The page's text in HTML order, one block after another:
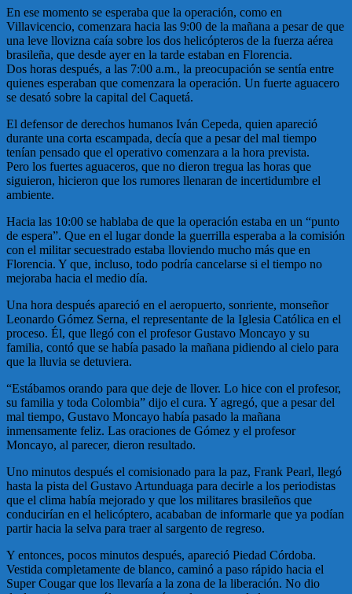
En ese momento se esperaba que la operación, como en
Villavicencio, comenzara hacia las 9:00 de la mañana a pesar de que
una leve llovizna caía sobre los dos helicópteros de la fuerza aérea
brasileña, que desde ayer en la tarde estaban en Florencia.
Dos horas después, a las 7:00 a.m., la preocupación se sentía entre
quienes esperaban que comenzara la operación. Un fuerte aguacero
se desató sobre la capital del Caquetá.
El defensor de derechos humanos Iván Cepeda, quien apareció
durante una corta escampada, decía que a pesar del mal tiempo
tenían pensado que el operativo comenzara a la hora prevista.
Pero los fuertes aguaceros, que no dieron tregua las horas que
siguieron, hicieron que los rumores llenaran de incertidumbre el
ambiente.
Hacia las 10:00 se hablaba de que la operación estaba en un “punto
de espera”. Que en el lugar donde la guerrilla esperaba a la comisión
con el militar secuestrado estaba lloviendo mucho más que en
Florencia. Y que, incluso, todo podría cancelarse si el tiempo no
mejoraba hacia el medio día.
Una hora después apareció en el aeropuerto, sonriente, monseñor
Leonardo Gómez Serna, el representante de la Iglesia Católica en el
proceso. Él, que llegó con el profesor Gustavo Moncayo y su
familia, contó que se había pasado la mañana pidiendo al cielo para
que la lluvia se detuviera.
“Estábamos orando para que deje de llover. Lo hice con el profesor,
su familia y toda Colombia” dijo el cura. Y agregó, que a pesar del
mal tiempo, Gustavo Moncayo había pasado la mañana
inmensamente feliz. Las oraciones de Gómez y el profesor
Moncayo, al parecer, dieron resultado.
Uno minutos después el comisionado para la paz, Frank Pearl, llegó
hasta la pista del Gustavo Artunduaga para decirle a los periodistas
que el clima había mejorado y que los militares brasileños que
conducirían en el helicóptero, acababan de informarle que ya podían
partir hacia la selva para traer al sargento de regreso.
Y entonces, pocos minutos después, apareció Piedad Córdoba.
Vestida completamente de blanco, caminó a paso rápido hacia el
Super Cougar que los llevaría a la zona de la liberación. No dio